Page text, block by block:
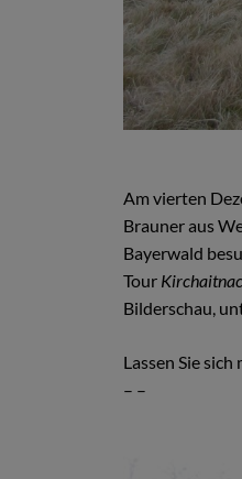
Am vierten
Brauner aus
Bayerwald
Tour
Bilderschau,
Lassen Sie
– –